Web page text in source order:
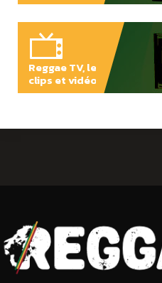
Reggae TV, les
clips et vidéos